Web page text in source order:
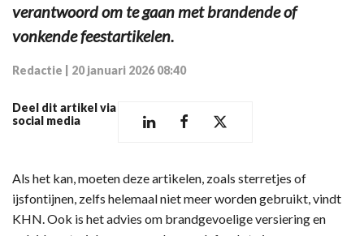
verantwoord om te gaan met brandende of
vonkende feestartikelen.
Redactie 20 januari 2026 08:40
Deel dit artikel via
social media
Als het kan, moeten deze artikelen, zoals sterretjes of
ijsfontijnen, zelfs helemaal niet meer worden gebruikt, vindt
KHN. Ook is het advies om brandgevoelige versiering en